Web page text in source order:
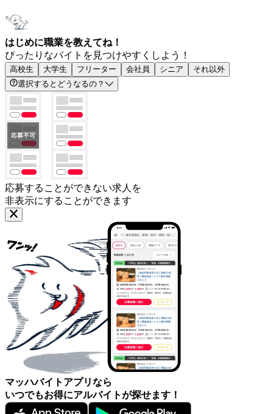
はじめに職業を教えてね！
ぴったりなバイトを見つけやすくしよう！
高校生 大学生 フリーター 会社員 シニア
それ以外
選択するとどうなるの？
応募することができない求人を
非表示にすることができます
マッハバイトアプリなら
いつでもお得にアルバイトが探せます！